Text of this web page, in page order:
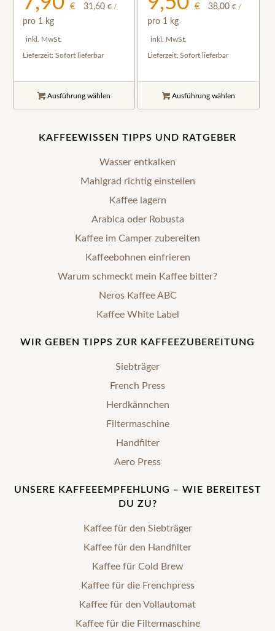
€ 31,60€ /
pro 1 kg
inkl. MwSt.
Lieferzeit:Sofort lieferbar
Ausführung wählen
€ 38,00 €/
pro 1 kg
inkl. MwSt.
Lieferzeit: Sofort lieferbar
Ausführung wählen
KAFFEEWISSEN TIPPS UND RATGEBER
Wasser entkalken
Mahlgrad richtig einstellen
Kaffee lagern
Arabica oder Robusta
Kaffee im Camper zubereiten
Kaffeebohnen einfrieren
Warum schmeckt mein Kaffee bitter?
Neros Kaffee ABC
Kaffee White Label
WIR GEBEN TIPPS ZUR KAFFEEZUBEREITUNG
Siebträger
French Press
Herdkännchen
Filtermaschine
Handfilter
Aero Press
UNSERE KAFFEEEMPFEHLUNG – WIE BEREITEST
DU ZU?
Kaffee für den Siebträger
Kaffee für den Handfilter
Kaffee für Cold Brew
Kaffee für die Frenchpress
Kaffee für den Vollautomat
Kaffee für die Filtermaschine